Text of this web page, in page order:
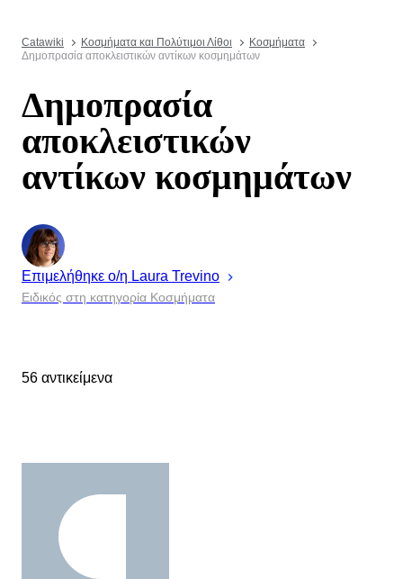
Catawiki Κοσμήματα και Πολύτιμοι Λίθοι
Κοσμήματα
Δημοπρασία αποκλειστικών αντίκων κοσμημάτων
Δημοπρασία
αποκλειστικών
αντίκων κοσμημάτων
Επιμελήθηκε ο/η Laura Trevino
Ειδικός στη κατηγορία Κοσμήματα
56 αντικείμενα